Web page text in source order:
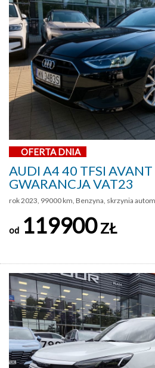
OFERTA DNIA
AUDI A4 40 TFSI AVANT
GWARANCJA VAT23
rok 2023, 99000 km, Benzyna, skrzynia
od 119900ZŁ